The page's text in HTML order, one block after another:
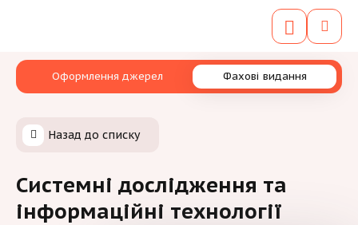
Оформлення джерел Фахові видання
Назад до списку
Системні дослідження та
інформаційні технології